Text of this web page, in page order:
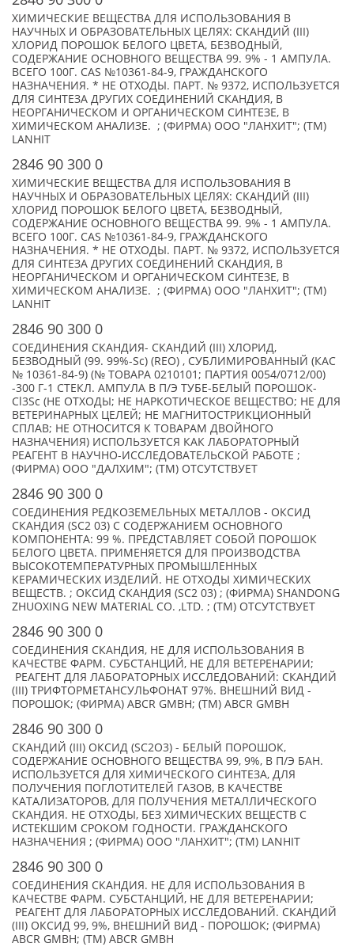
ХИМИЧЕСКИЕ ВЕЩЕСТВА ДЛЯ ИСПОЛЬЗОВАНИЯ В
НАУЧНЫХ И ОБРАЗОВАТЕЛЬНЫХ ЦЕЛЯХ: СКАНДИЙ (III)
ХЛОРИД ПОРОШОК БЕЛОГО ЦВЕТА, БЕЗВОДНЫЙ,
СОДЕРЖАНИЕ ОСНОВНОГО ВЕЩЕСТВА 99. 9% - 1 АМПУЛА.
ВСЕГО 100Г. CAS №10361-84-9, ГРАЖДАНСКОГО
НАЗНАЧЕНИЯ. * НЕ ОТХОДЫ. ПАРТ. № 9372, ИСПОЛЬЗУЕТСЯ
ДЛЯ СИНТЕЗА ДРУГИХ СОЕДИНЕНИЙ СКАНДИЯ, В
НЕОРГАНИЧЕСКОМ И ОРГАНИЧЕСКОМ СИНТЕЗЕ, В
ХИМИЧЕСКОМ АНАЛИЗЕ. ; (ФИРМА) ООО "ЛАНХИТ"; (TM)
LANHIT
2846 90 300 0
ХИМИЧЕСКИЕ ВЕЩЕСТВА ДЛЯ ИСПОЛЬЗОВАНИЯ В
НАУЧНЫХ И ОБРАЗОВАТЕЛЬНЫХ ЦЕЛЯХ: СКАНДИЙ (III)
ХЛОРИД ПОРОШОК БЕЛОГО ЦВЕТА, БЕЗВОДНЫЙ,
СОДЕРЖАНИЕ ОСНОВНОГО ВЕЩЕСТВА 99. 9% - 1 АМПУЛА.
ВСЕГО 100Г. CAS №10361-84-9, ГРАЖДАНСКОГО
НАЗНАЧЕНИЯ. * НЕ ОТХОДЫ. ПАРТ. № 9372, ИСПОЛЬЗУЕТСЯ
ДЛЯ СИНТЕЗА ДРУГИХ СОЕДИНЕНИЙ СКАНДИЯ, В
НЕОРГАНИЧЕСКОМ И ОРГАНИЧЕСКОМ СИНТЕЗЕ, В
ХИМИЧЕСКОМ АНАЛИЗЕ. ; (ФИРМА) ООО "ЛАНХИТ"; (TM)
LANHIT
2846 90 300 0
СОЕДИНЕНИЯ СКАНДИЯ- СКАНДИЙ (III) ХЛОРИД,
БЕЗВОДНЫЙ (99. 99%-Sc) (REO) , СУБЛИМИРОВАННЫЙ (КАС
№ 10361-84-9) (№ ТОВАРА 0210101; ПАРТИЯ 0054/0712/00)
-300 Г-1 СТЕКЛ. АМПУЛА В П/Э ТУБЕ-БЕЛЫЙ ПОРОШОК-
Cl3Sc (НЕ ОТХОДЫ; НЕ НАРКОТИЧЕСКОЕ ВЕЩЕСТВО; НЕ ДЛЯ
ВЕТЕРИНАРНЫХ ЦЕЛЕЙ; НЕ МАГНИТОСТРИКЦИОННЫЙ
СПЛАВ; НЕ ОТНОСИТСЯ К ТОВАРАМ ДВОЙНОГО
НАЗНАЧЕНИЯ) ИСПОЛЬЗУЕТСЯ КАК ЛАБОРАТОРНЫЙ
РЕАГЕНТ В НАУЧНО-ИССЛЕДОВАТЕЛЬСКОЙ РАБОТЕ ;
(ФИРМА) ООО "ДАЛХИМ"; (TM) ОТСУТСТВУЕТ
2846 90 300 0
СОЕДИНЕНИЯ РЕДКОЗЕМЕЛЬНЫХ МЕТАЛЛОВ - ОКСИД
СКАНДИЯ (SC2 03) С СОДЕРЖАНИЕМ ОСНОВНОГО
КОМПОНЕНТА: 99 %. ПРЕДСТАВЛЯЕТ СОБОЙ ПОРОШОК
БЕЛОГО ЦВЕТА. ПРИМЕНЯЕТСЯ ДЛЯ ПРОИЗВОДСТВА
ВЫСОКОТЕМПЕРАТУРНЫХ ПРОМЫШЛЕННЫХ
КЕРАМИЧЕСКИХ ИЗДЕЛИЙ. НЕ ОТХОДЫ ХИМИЧЕСКИХ
ВЕЩЕСТВ. ; ОКСИД СКАНДИЯ (SC2 03) ; (ФИРМА) SHANDONG
ZHUOXING NEW MATERIAL CO. ,LTD. ; (TM) ОТСУТСТВУЕТ
2846 90 300 0
СОЕДИНЕНИЯ СКАНДИЯ, НЕ ДЛЯ ИСПОЛЬЗОВАНИЯ В
КАЧЕСТВЕ ФАРМ. СУБСТАНЦИЙ, НЕ ДЛЯ ВЕТЕРЕНАРИИ;
РЕАГЕНТ ДЛЯ ЛАБОРАТОРНЫХ ИССЛЕДОВАНИЙ: СКАНДИЙ
(III) ТРИФТОРМЕТАНСУЛЬФОНАТ 97%. ВНЕШНИЙ ВИД -
ПОРОШОК; (ФИРМА) ABCR GMBH; (TM) ABCR GMBH
2846 90 300 0
СКАНДИЙ (III) ОКСИД (SC2O3) - БЕЛЫЙ ПОРОШОК,
СОДЕРЖАНИЕ ОСНОВНОГО ВЕЩЕСТВА 99, 9%, В П/Э БАН.
ИСПОЛЬЗУЕТСЯ ДЛЯ ХИМИЧЕСКОГО СИНТЕЗА, ДЛЯ
ПОЛУЧЕНИЯ ПОГЛОТИТЕЛЕЙ ГАЗОВ, В КАЧЕСТВЕ
КАТАЛИЗАТОРОВ, ДЛЯ ПОЛУЧЕНИЯ МЕТАЛЛИЧЕСКОГО
СКАНДИЯ. НЕ ОТХОДЫ, БЕЗ ХИМИЧЕСКИХ ВЕЩЕСТВ С
ИСТЕКШИМ СРОКОМ ГОДНОСТИ. ГРАЖДАНСКОГО
НАЗНАЧЕНИЯ ; (ФИРМА) ООО "ЛАНХИТ"; (TM) LANHIT
2846 90 300 0
СОЕДИНЕНИЯ СКАНДИЯ. НЕ ДЛЯ ИСПОЛЬЗОВАНИЯ В
КАЧЕСТВЕ ФАРМ. СУБСТАНЦИЙ, НЕ ДЛЯ ВЕТЕРЕНАРИИ;
РЕАГЕНТ ДЛЯ ЛАБОРАТОРНЫХ ИССЛЕДОВАНИЙ. СКАНДИЙ
(III) ОКСИД 99, 9%, ВНЕШНИЙ ВИД - ПОРОШОК; (ФИРМА)
ABCR GMBH; (TM) ABCR GMBH